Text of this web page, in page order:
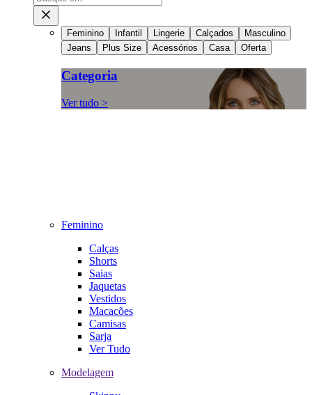
Feminino Infantil Lingerie Calçados
Masculino
Jeans
Plus Size Acessórios Casa Oferta
Categoria
Ver tudo >
Feminino
Calças
Shorts
Saias
Jaquetas
Vestidos
Macacões
Camisas
Sarja
Ver Tudo
Modelagem